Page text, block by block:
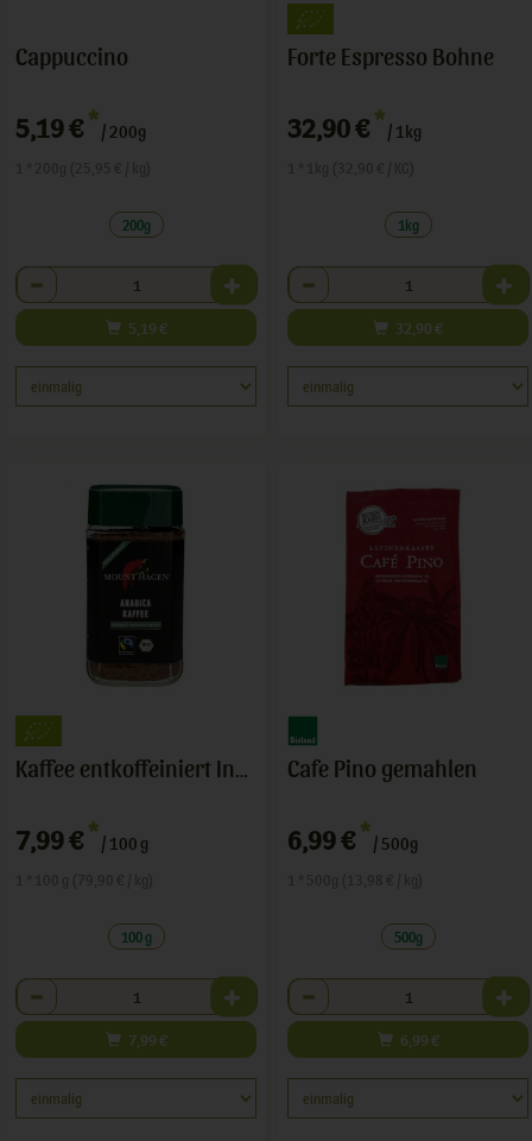
Cappuccino
5,19 € */ 200g
200g
Anzahl
5,19 €
Forte Espresso Bohne
32,90 € */ 1kg
1kg
Anzahl
32,90 €
Kaffee entkoffeiniert Instant
7,99 € */ 100 g
100 g
Anzahl
7,99 €
Cafe Pino gemahlen
6,99 € */ 500g
500g
Anzahl
6,99 €